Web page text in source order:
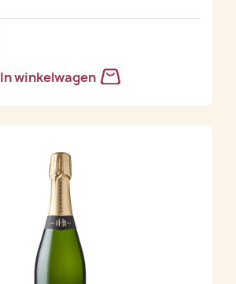
In winkelwagen